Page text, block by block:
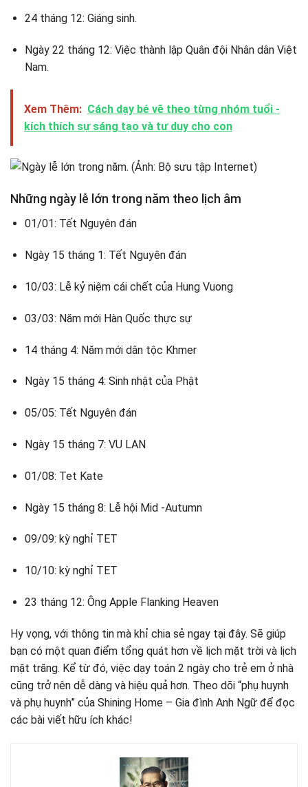
24 tháng 12: Giáng sinh.
Ngày 22 tháng 12: Việc thành lập Quân đội Nhân dân Việt
Nam.
Xem Thêm: Cách dạy bé vẽ theo từng nhóm tuổi -
kích thích sự sáng tạo và tư duy cho con
Những ngày lễ lớn trong năm theo lịch âm
01/01: Tết Nguyên đán
Ngày 15 tháng 1: Tết Nguyên đán
10/03: Lễ kỷ niệm cái chết của Hung Vuong
03/03: Năm mới Hàn Quốc thực sự
14 tháng 4: Năm mới dân tộc Khmer
Ngày 15 tháng 4: Sinh nhật của Phật
05/05: Tết Nguyên đán
Ngày 15 tháng 7: VU LAN
01/08: Tet Kate
Ngày 15 tháng 8: Lễ hội Mid -Autumn
09/09: kỳ nghỉ TET
10/10: kỳ nghỉ TET
23 tháng 12: Ông Apple Flanking Heaven
Hy vọng, với thông tin mà khỉ chia sẻ ngay tại đây. Sẽ giúp
bạn có một quan điểm tổng quát hơn về lịch mặt trời và lịch
mặt trăng. Kể từ đó, việc dạy toán 2 ngày cho trẻ em ở nhà
cũng trở nên dễ dàng và hiệu quả hơn. Theo dõi “phụ huynh
và phụ huynh” của Shining Home – Gia đình Anh Ngữ để đọc
các bài viết hữu ích khác!